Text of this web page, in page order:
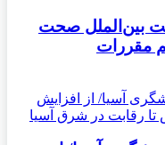
اینترنت بین‌الملل صحت
مقررات